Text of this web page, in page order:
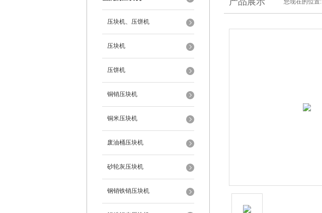
压块机、压饼机
压块机
压饼机
铜销压块机
铜米压块机
废油桶压块机
砂轮灰压块机
钢销铁销压块机
您现在的位置: